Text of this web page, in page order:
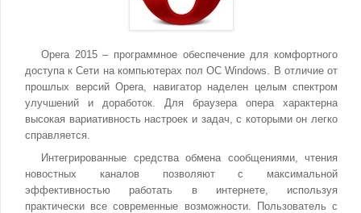
Opera 2015 – программное обеспечение для комфортного
доступа к Сети на компьютерах пол ОС Windows. В отличие от
прошлых версий Opera, навигатор наделен целым спектром
улучшений и доработок. Для браузера опера характерна
высокая вариативность настроек и задач, с которыми он легко
справляется.
Интегрированные средства обмена сообщениями, чтения
новостных каналов позволяют с максимальной
эффективностью работать в интернете, используя
практически все современные возможности. Пользователь с